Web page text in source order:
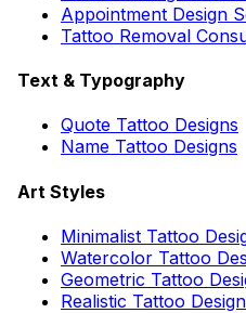
Appointment Design
Tattoo Removal
Text & Typography
Quote Tattoo Designs
Name Tattoo Designs
Art Styles
Minimalist Tattoo
Watercolor Tattoo
Geometric Tattoo
Realistic Tattoo